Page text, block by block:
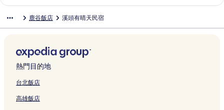
l
結
結
t
P
l
a
c
s
結
的
連
O
O
A
K
E
的
結
e
連
結
e
t
e
l
的
結
r
結
e
連
結
F
g
的
連
結
l
結
t
的
連
結
,
n
M
o
o
L
H
e
l
C
h
t
U
T
E
L
的
結
鹿谷飯店 溪頭有晴天民宿
熱門目的地
台北飯店
高雄飯店